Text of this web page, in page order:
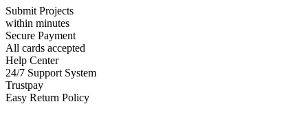
Submit Projects
within minutes
Secure Payment
All cards accepted
Help Center
24/7 Support System
Trustpay
Easy Return Policy